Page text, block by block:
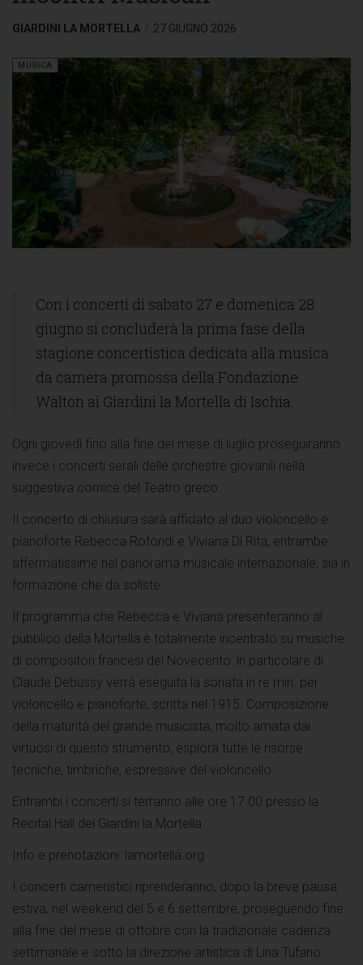
GIARDINI LA MORTELLA 27 GIUGNO 2026
MUSICA
Con i concerti di sabato 27 e domenica 28
giugno si concluderà la prima fase della
stagione concertistica dedicata alla musica
da camera promossa della Fondazione
Walton ai Giardini la Mortella di Ischia.
Ogni giovedì fino alla fine del mese di luglio proseguiranno
invece i concerti serali delle orchestre giovanili nella
suggestiva cornice del Teatro greco.
Il concerto di chiusura sarà affidato al duo violoncello e
pianoforte Rebecca Rotondi e Viviana Di Rita, entrambe
affermatissime nel panorama musicale internazionale, sia in
formazione che da soliste.
Il programma che Rebecca e Viviana presenteranno al
pubblico della Mortella è totalmente incentrato su musiche
di compositori francesi del Novecento: in particolare di
Claude Debussy verrà eseguita la sonata in re min. per
violoncello e pianoforte, scritta nel 1915. Composizione
della maturità del grande musicista, molto amata dai
virtuosi di questo strumento, esplora tutte le risorse
tecniche, timbriche, espressive del violoncello.
Entrambi i concerti si terranno alle ore 17.00 presso la
Recital Hall dei Giardini la Mortella.
Info e prenotazioni: lamortella.org
I concerti cameristici riprenderanno, dopo la breve pausa
estiva, nel weekend del 5 e 6 settembre, proseguendo fine
alla fine del mese di ottobre con la tradizionale cadenza
settimanale e sotto la direzione artistica di Lina Tufano.